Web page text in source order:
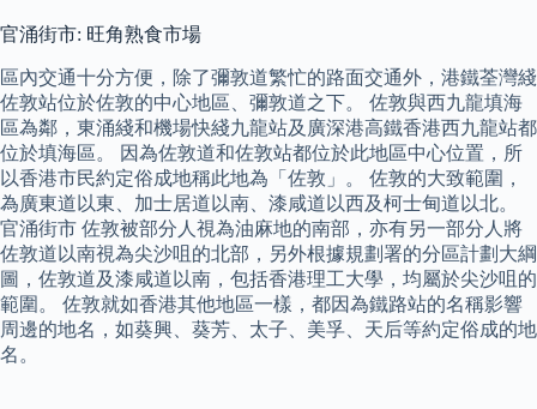
官涌街市: 旺角熟食市場
區內交通十分方便，除了彌敦道繁忙的路面交通外，港鐵荃灣綫
佐敦站位於佐敦的中心地區、彌敦道之下。 佐敦與西九龍填海
區為鄰，東涌綫和機場快綫九龍站及廣深港高鐵香港西九龍站都
位於填海區。 因為佐敦道和佐敦站都位於此地區中心位置，所
以香港市民約定俗成地稱此地為「佐敦」。 佐敦的大致範圍，
為廣東道以東、加士居道以南、漆咸道以西及柯士甸道以北。
官涌街市 佐敦被部分人視為油麻地的南部，亦有另一部分人將
佐敦道以南視為尖沙咀的北部，另外根據規劃署的分區計劃大綱
圖，佐敦道及漆咸道以南，包括香港理工大學，均屬於尖沙咀的
範圍。 佐敦就如香港其他地區一樣，都因為鐵路站的名稱影響
周邊的地名，如葵興、葵芳、太子、美孚、天后等約定俗成的地
名。